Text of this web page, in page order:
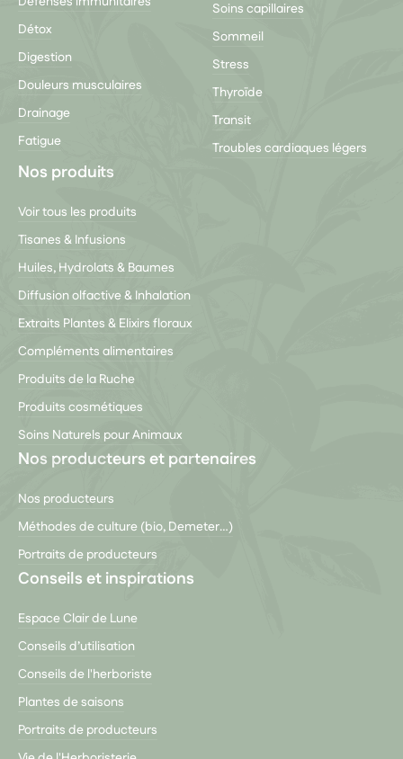
Détox
Digestion
Douleurs musculaires
Drainage
Fatigue
Soins capillaires
Sommeil
Stress
Thyroïde
Transit
Troubles cardiaques légers
Nos produits
Voir tous les produits
Tisanes & Infusions
Huiles, Hydrolats & Baumes
Diffusion olfactive & Inhalation
Extraits Plantes & Elixirs floraux
Compléments alimentaires
Produits de la Ruche
Produits cosmétiques
Soins Naturels pour Animaux
Nos producteurs et partenaires
Nos producteurs
Méthodes de culture (bio, Demeter…)
Portraits de producteurs
Conseils et inspirations
Espace Clair de Lune
Conseils d’utilisation
Conseils de l'herboriste
Plantes de saisons
Portraits de producteurs